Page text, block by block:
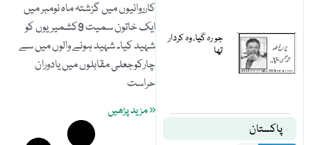
جو رہ گیا، وہ کردار
تھا
پاکستان
کارروائیوں میں گزشتہ ماہ نومبر میں
ایک خاتون سمیت 9کشمیریوں کو
شہید کیا۔ شہید ہونے والوں میں سے
چارکوجعلی مقابلوں میں یادوران
حراست
« مزید پڑھیں